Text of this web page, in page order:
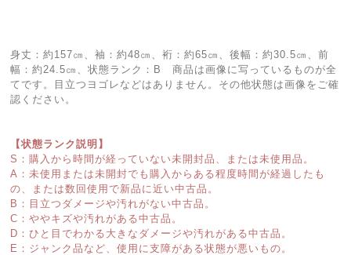
身丈：約157㎝、袖：約48㎝、裄：約65㎝、後幅：約30.5㎝、前
幅：約24.5㎝、状態ランク：B 商品は画像に写っているものが全
てです。目立つヨゴレなどはありません。その他状態は画像をご確
認ください。
【状態ランク説明】
S：購入から時間が経っていない未開封品、または未使用品。
A：未使用または未開封でも購入からある程度時間が経過したも
の、または数回使用で新品に近い中古品。
B：目立つダメージや汚れがない中古品。
C：ややキズや汚れがある中古品。
D：ひと目でわかる大きなダメージや汚れがある中古品。
E：ジャンク品など、使用に支障がある状態が悪いもの。